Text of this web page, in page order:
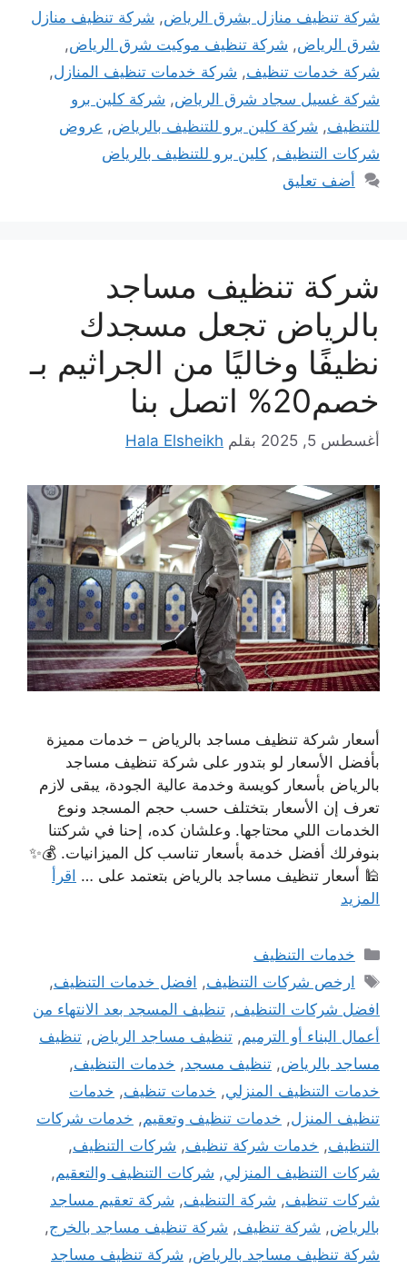
شركة تنظيف منازل بشرق الرياض, شركة تنظيف منازل
شرق الرياض, شركة تنظيف موكيت شرق الرياض,
شركة خدمات تنظيف, شركة خدمات تنظيف المنازل,
شركة غسيل سجاد شرق الرياض, شركة كلين برو
للتنظيف, شركة كلين برو للتنظيف بالرياض, عروض
شركات التنظيف, كلين برو للتنظيف بالرياض
أضف تعليق
شركة تنظيف مساجد
بالرياض تجعل مسجدك
نظيفًا وخاليًا من الجراثيم بـ
خصم20% اتصل بنا
أغسطس 5, 2025 بقلم Hala Elsheikh
أسعار شركة تنظيف مساجد بالرياض – خدمات مميزة
بأفضل الأسعار لو بتدور على شركة تنظيف مساجد
بالرياض بأسعار كويسة وخدمة عالية الجودة، يبقى لازم
تعرف إن الأسعار بتختلف حسب حجم المسجد ونوع
الخدمات اللي محتاجها. وعلشان كده، إحنا في شركتنا
بنوفرلك أفضل خدمة بأسعار تناسب كل الميزانيات. 💰✨
🕌 أسعار تنظيف مساجد بالرياض بتعتمد على … اقرأ
المزيد
التصنيفات
خدمات التنظيف
الوسوم
ارخص شركات التنظيف, افضل خدمات التنظيف,
افضل شركات التنظيف, تنظيف المسجد بعد الانتهاء من
أعمال البناء أو الترميم, تنظيف مساجد الرياض, تنظيف
مساجد بالرياض, تنظيف مسجد, خدمات التنظيف,
خدمات التنظيف المنزلي, خدمات تنظيف, خدمات
تنظيف المنزل, خدمات تنظيف وتعقيم, خدمات شركات
التنظيف, خدمات شركة تنظيف, شركات التنظيف,
شركات التنظيف المنزلي, شركات التنظيف والتعقيم,
شركات تنظيف, شركة التنظيف, شركة تعقيم مساجد
بالرياض, شركة تنظيف, شركة تنظيف مساجد بالخرج,
شركة تنظيف مساجد بالرياض, شركة تنظيف مساجد